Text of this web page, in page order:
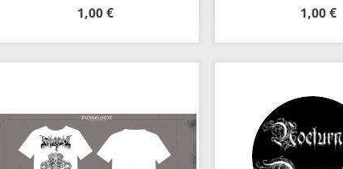
1,00 € 1,00 €